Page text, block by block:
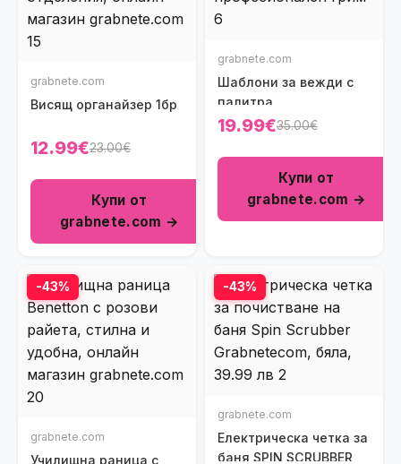
grabnete.com
Висящ органайзер 1бр
12.99€23.00€
Купи от
grabnete.com →
grabnete.com
Шаблони за вежди с
палитра
19.99€35.00€
Купи от
grabnete.com →
-43%
grabnete.com
Училищна раница с
-43%
grabnete.com
Електрическа четка за
баня SPIN SCRUBBER